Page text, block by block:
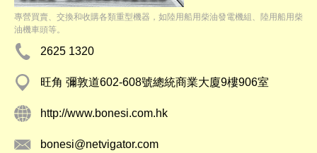
專營買賣、交換和收購各類重型機器，如陸用船用柴油發電機組、陸用船用柴
油機車頭等。
2625 1320
旺角 彌敦道602-608號總統商業大廈9樓906室
http://www.bonesi.com.hk
bonesi@netvigator.com